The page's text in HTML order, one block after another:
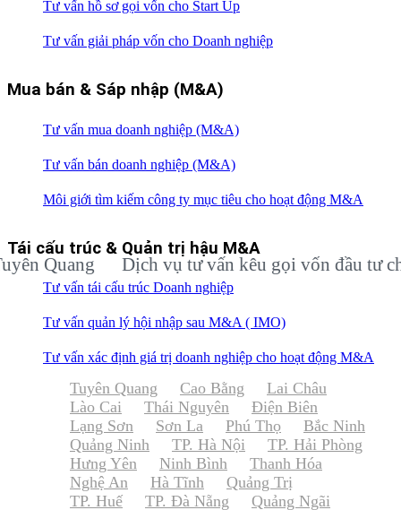
Tư vấn hồ sơ gọi vốn cho Start Up
Tư vấn giải pháp vốn cho Doanh nghiệp
Mua bán & Sáp nhập (M&A)
Tư vấn mua doanh nghiệp (M&A)
Tư vấn bán doanh nghiệp (M&A)
Môi giới tìm kiếm công ty mục tiêu cho hoạt động M&A
Tái cấu trúc & Quản trị hậu M&A
Tư vấn tái cấu trúc Doanh nghiệp
Tư vấn quản lý hội nhập sau M&A ( IMO)
Tư vấn xác định giá trị doanh nghiệp cho hoạt động M&A
Dịch vụ tư vấn kêu gọi vốn đầu tư cho
Tuyên Quang Cao Bằng
Lai Châu
Lào Cai
Thái Nguyên
Điện Biên
Lạng Sơn
Sơn La Phú Thọ
Bắc Ninh
Quảng Ninh
TP. Hà Nội
TP. Hải Phòng
Hưng Yên
Ninh Bình
Thanh Hóa
Nghệ An
Hà Tĩnh
Quảng Trị
TP. Huế
TP. Đà Nẵng Quảng Ngãi